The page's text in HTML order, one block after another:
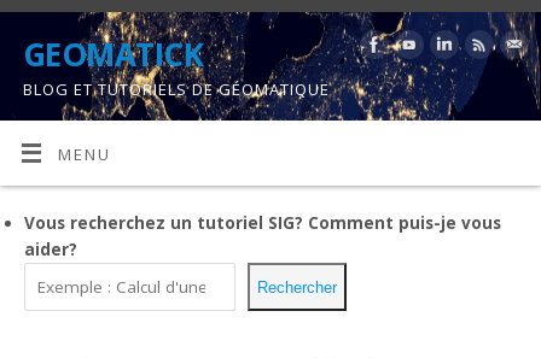
GEOMATICK
BLOG ET TUTORIELS DE GÉOMATIQUE
MENU
Vous recherchez un tutoriel SIG? Comment puis-je vous
aider?
Rechercher